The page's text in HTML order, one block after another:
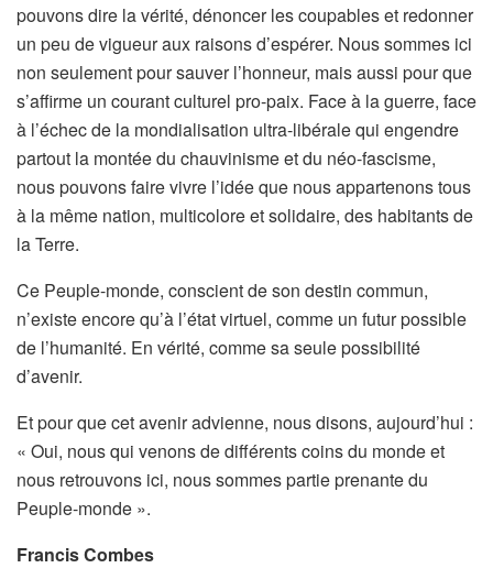
pouvons dire la vérité, dénoncer les coupables et redonner
un peu de vigueur aux raisons d’espérer. Nous sommes ici
non seulement pour sauver l’honneur, mais aussi pour que
s’affirme un courant culturel pro-paix. Face à la guerre, face
à l’échec de la mondialisation ultra-libérale qui engendre
partout la montée du chauvinisme et du néo-fascisme,
nous pouvons faire vivre l’idée que nous appartenons tous
à la même nation, multicolore et solidaire, des habitants de
la Terre.
Ce Peuple-monde, conscient de son destin commun,
n’existe encore qu’à l’état virtuel, comme un futur possible
de l’humanité. En vérité, comme sa seule possibilité
d’avenir.
Et pour que cet avenir advienne, nous disons, aujourd’hui :
« Oui, nous qui venons de différents coins du monde et
nous retrouvons ici, nous sommes partie prenante du
Peuple-monde ».
Francis Combes